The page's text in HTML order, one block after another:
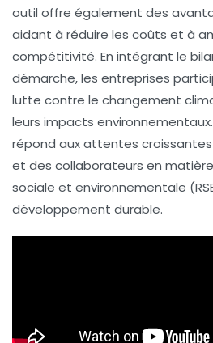
outil offre également des
aidant à réduire les coûts et à
compétitivité. En intégrant le
démarche, les entreprises
lutte contre le changement
leurs impacts
répond aux attentes
et des collaborateurs en
sociale et environnementale
développement durable.